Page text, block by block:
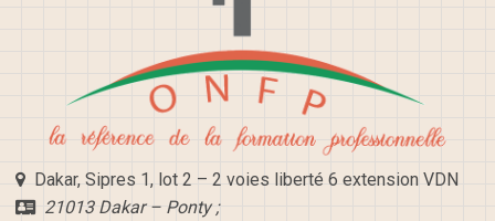
Dakar, Sipres 1, lot 2 – 2 voies liberté 6 extension VDN
21013 Dakar – Ponty ;